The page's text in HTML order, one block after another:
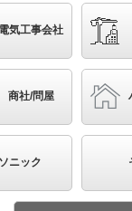
かんたん照度計算
起動方式違いの
連続調光型調光
形高出力型1灯器
（省エネ・デザイン性
電気工事会社
商社/問屋
ニック